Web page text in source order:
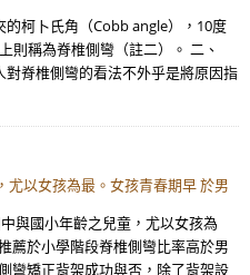
柯卜氏角（Cobb angle），10度
則稱為脊椎側彎（註二）。 二、
對脊椎側彎的看法不外乎是將原因指
以女孩為最。女孩青春期早 於男
與國小年齡之兒童，尤以女孩為
薦於小學階段脊椎側彎比率高於男
彎矯正背架成功與否，除了背架設